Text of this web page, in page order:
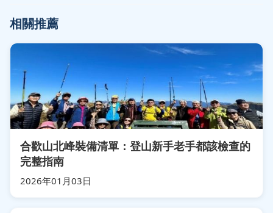
相關推薦
合歡山北峰裝備清單：登山新手老手都該檢查的
完整指南
2026年01月03日